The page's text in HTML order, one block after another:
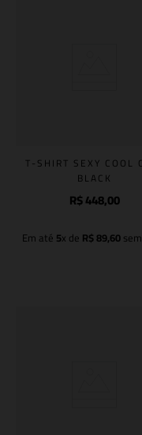
T-SHIRT SEXY COOL
BLACK
R$448,00
Em até 5x de R$89,60